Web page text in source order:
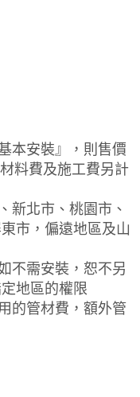
本安裝』，則售價
料費及施工費另計
新北市、桃園市、
市，偏遠地區及山
不需安裝，恕不另
地區的權限
的管材費，額外管